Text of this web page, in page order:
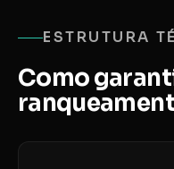
ESTRUTURA
Como